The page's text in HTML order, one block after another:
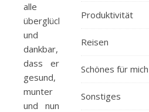
alle
überglücklich
und
dankbar,
dass er
gesund,
munter
und nun
Produktivität
Reisen
Schönes für mich
Sonstiges